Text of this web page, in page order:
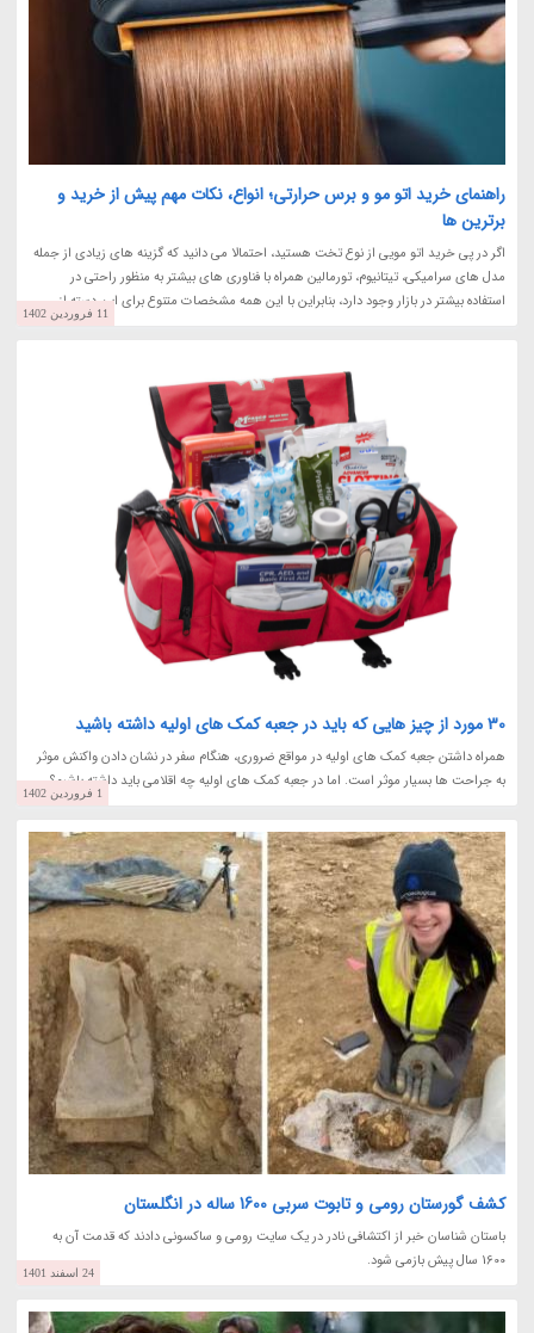
راهنمای خرید اتو مو و برس حرارتی؛ انواع، نکات مهم پیش از خرید و
برترین ها
اگر در پی خرید اتو مویی از نوع تخت هستید، احتمالا می دانید که گزینه های زیادی از جمله
مدل های سرامیکی، تیتانیوم، تورمالین همراه با فناوری های بیشتر به منظور راحتی در
استفاده بیشتر در بازار وجود دارد، بنابراین با این همه مشخصات متنوع برای این دسته از...
11 فروردین 1402
30 مورد از چیز هایی که باید در جعبه کمک های اولیه داشته باشید
همراه داشتن جعبه کمک های اولیه در مواقع ضروری، هنگام سفر در نشان دادن واکنش موثر
به جراحت ها بسیار موثر است. اما در جعبه کمک های اولیه چه اقلامی باید داشته باشیم؟
1 فروردین 1402
کشف گورستان رومی و تابوت سربی 1600 ساله در انگلستان
باستان شناسان خبر از اکتشافی نادر در یک سایت رومی و ساکسونی دادند که قدمت آن به
1600 سال پیش بازمی شود.
24 اسفند 1401